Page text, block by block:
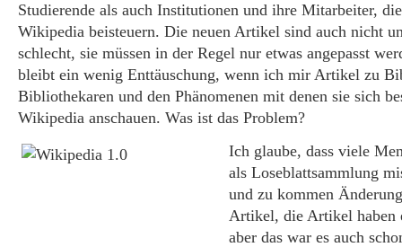
Studierende als auch Institutionen und ihre Mitarbeiter,
Wikipedia beisteuern. Die neuen Artikel sind auch nicht
schlecht, sie müssen in der Regel nur etwas angepasst
bleibt ein wenig Enttäuschung, wenn ich mir Artikel zu
Bibliothekaren und den Phänomenen mit denen sie sich
Wikipedia anschauen. Was ist das Problem?
Ich glaube, dass viele
als Loseblattsammlung
und zu kommen
Artikel, die Artikel haben
aber das war es auch